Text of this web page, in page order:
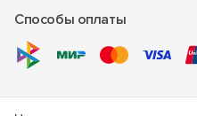
Способы оплаты
© 2010 - 2026 "В Крым -